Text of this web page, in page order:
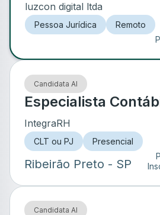
luzcon digital ltda
Pessoa Jurídica
Remoto
Candidata AI
Especialista
IntegraRH
CLT ou PJ Presencial
Ribeirão Preto - SP
Candidata AI